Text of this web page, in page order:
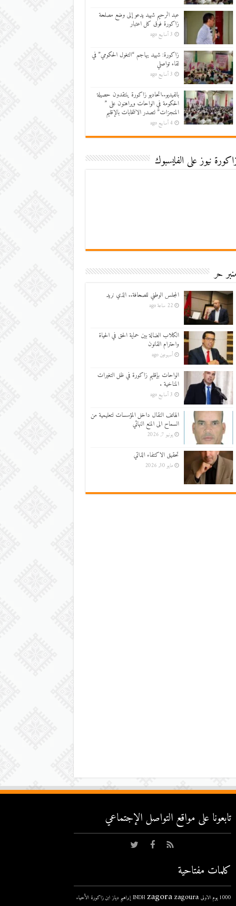
عبد الرحيم شهيد يدعو إلى وضع مصلحة
زاكورة فوق كل اعتبار
3 أسابيع ago
زاكورة: شهيد يهاجم “التغول الحكومي” في
لقاء تواصلي
3 أسابيع ago
بالفيديو..اتحاديو زاكورة ينتقدون حصيلة
الحكومة في الواحات ويراهنون على ”
المنجزات” لتصدر الانتخابات بالإقليم
4 أسابيع ago
نيوز على الفايسبوك
حر
المجلس الوطني للصحافة.. الذي نريد
22 ساعة ago
الكلاب الضالة بين حماية الحق في الحياة
واحترام القانون
أسبوعين ago
الواحات بإقليم زاكورة في ظل التغيرات
المناخية .
3 أسابيع ago
الهاتف النقال داخل المؤسسات لتعليمية من
السماح الى المنع النهائي
يونيو 7, 2026
تحقيق الاكتفاء الذاتي
مايو 30, 2026
تابعونا على مواقع التواصل اﻹجتماعي
كلمات مفتاحية
1000 يوم الاولى INDH zagorazagoura إبراهيم دياز ابن زاكورة الأحياء